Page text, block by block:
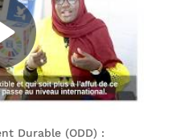
Durable (ODD) :